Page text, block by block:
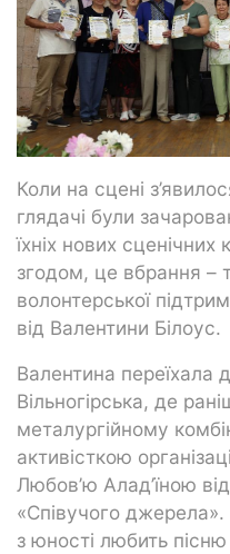
Коли на сцені
глядачі були
їхніх нових
згодом, це вбрання –
волонтерської
від Валентини Білоус.
Валентина переїхала
Вільногірська, де
металургійному
активісткою
Любов’ю Алад’їною
«Співучого
з юності любить